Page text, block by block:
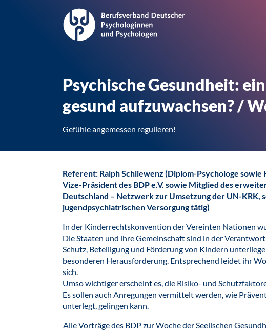
Psychische Gesundheit:
gesund aufzuwachsen? /
Gefühle angemessen regulieren!
Referent: Ralph Schliewenz (Diplom-Psychologe
Vize-Präsident des BDP e.V. sowie Mitglied des
Deutschland – Netzwerk zur Umsetzung der UN-KRK,
jugendpsychiatrischen Versorgung tätig)
In der Kinderrechtskonvention der Vereinten Nationen
Die Staaten und ihre Gemeinschaft sind in der
Schutz, Beteiligung und Förderung von Kindern
besonderen Herausforderung. Entsprechend leidet ihr
sich.
Umso wichtiger erscheint es, die Risiko- und
Es sollen auch Anregungen vermittelt werden, wie
unterlegt, gelingen kann.
Alle Vorträge des BDP zur Woche der Seelischen